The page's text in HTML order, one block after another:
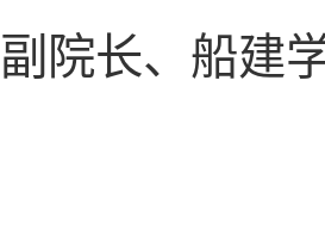
副院长、船建